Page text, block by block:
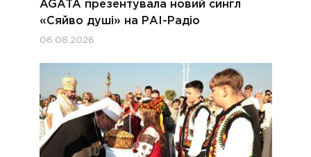
AGATA презентувала новий сингл
«Сяйво душі» на РАІ-Радіо
06.08.2026